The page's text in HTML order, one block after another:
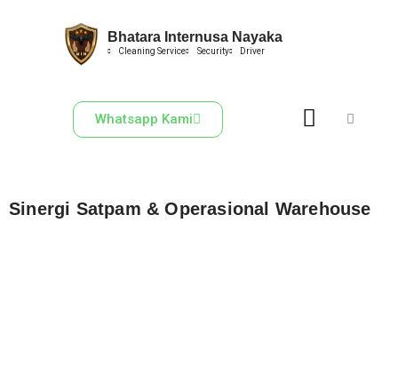
Bhatara Internusa Nayaka
Cleaning Service Security Driver
Whatsapp Kami
Sinergi Satpam & Operasional Warehouse